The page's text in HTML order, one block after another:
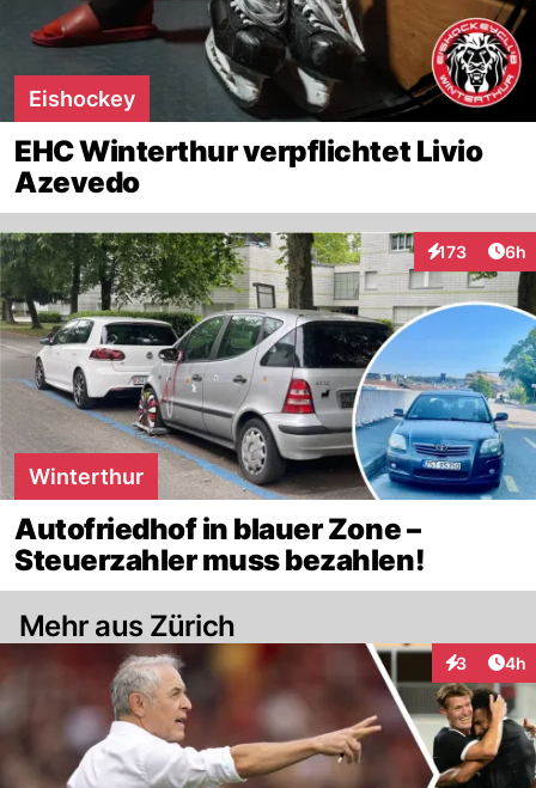
Eishockey
EHC Winterthur verpflichtet Livio
Azevedo
173
Interaktionen
6h
Winterthur
Autofriedhof in blauer Zone –
Steuerzahler muss bezahlen!
Mehr aus Zürich
3 4h